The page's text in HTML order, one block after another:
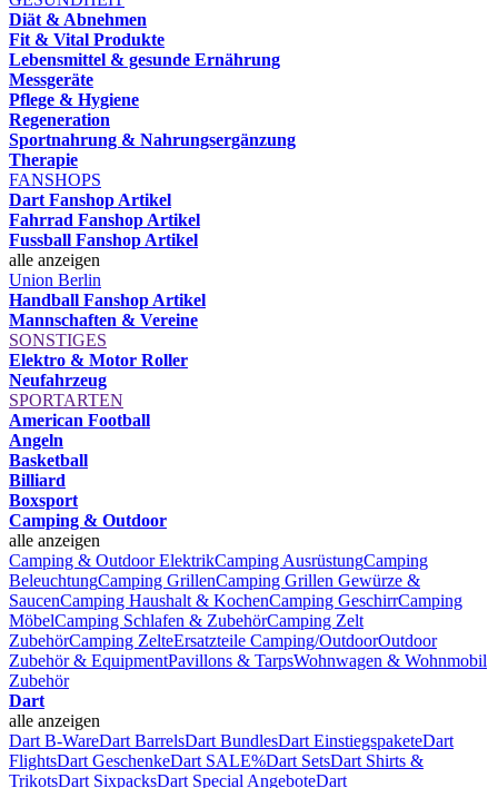
Diät & Abnehmen
Fit & Vital Produkte
Lebensmittel & gesunde Ernährung
Messgeräte
Pflege & Hygiene
Regeneration
Sportnahrung & Nahrungsergänzung
Therapie
FANSHOPS
Dart Fanshop Artikel
Fahrrad Fanshop Artikel
Fussball Fanshop Artikel
alle anzeigen
Union Berlin
Handball Fanshop Artikel
Mannschaften & Vereine
SONSTIGES
Elektro & Motor Roller
Neufahrzeug
SPORTARTEN
American Football
Angeln
Basketball
Billiard
Boxsport
Camping & Outdoor
alle anzeigen
Camping & Outdoor ElektrikCamping AusrüstungCamping
BeleuchtungCamping GrillenCamping Grillen Gewürze &
SaucenCamping Haushalt & KochenCamping GeschirrCamping
MöbelCamping Schlafen & ZubehörCamping Zelt
ZubehörCamping ZelteErsatzteile Camping/OutdoorOutdoor
Zubehör & EquipmentPavillons & TarpsWohnwagen & Wohnmobil
Zubehör
Dart
alle anzeigen
Dart B-WareDart BarrelsDart BundlesDart EinstiegspaketeDart
FlightsDart GeschenkeDart SALE%Dart SetsDart Shirts &
TrikotsDart SixpacksDart Special AngeboteDart